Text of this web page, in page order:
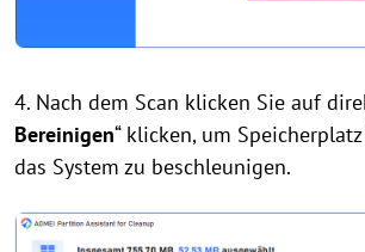
4. Nach dem Scan klicken Sie auf
Bereinigen“ klicken, um
das System zu beschleunigen.